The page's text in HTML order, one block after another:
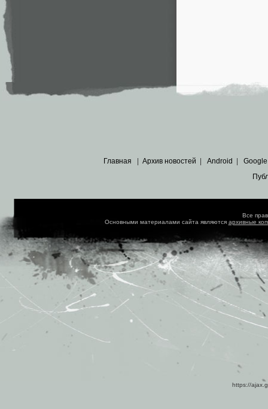
Главная Архив новостей Android Google
Все
Основными материалами сайта являются архивные
https://